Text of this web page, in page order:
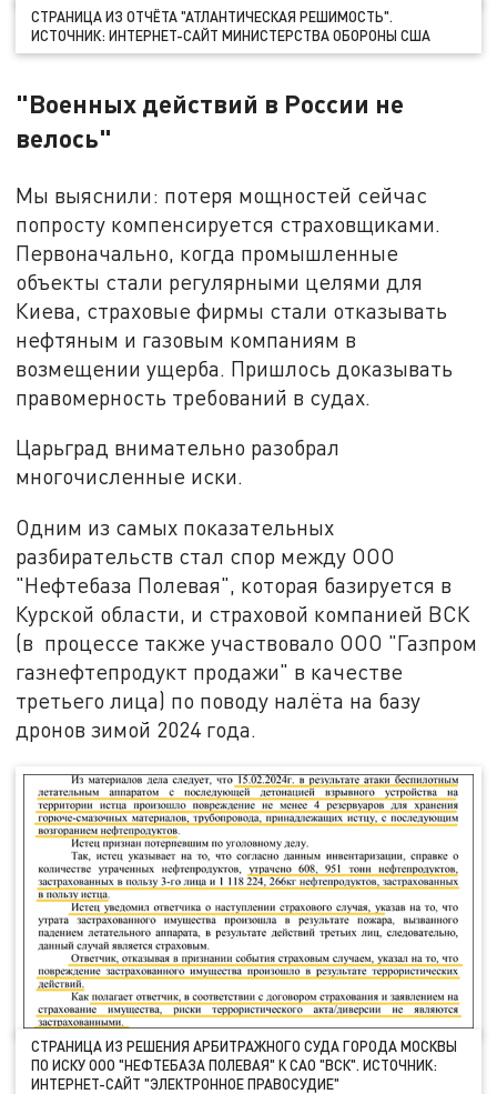
СТРАНИЦА ИЗ ОТЧЁТА "АТЛАНТИЧЕСКАЯ РЕШИМОСТЬ".
ИСТОЧНИК: ИНТЕРНЕТ-САЙТ МИНИСТЕРСТВА ОБОРОНЫ США
"Военных действий в России не
велось"
Мы выяснили: потеря мощностей сейчас
попросту компенсируется страховщиками.
Первоначально, когда промышленные
объекты стали регулярными целями для
Киева, страховые фирмы стали отказывать
нефтяным и газовым компаниям в
возмещении ущерба. Пришлось доказывать
правомерность требований в судах.
Царьград внимательно разобрал
многочисленные иски.
Одним из самых показательных
разбирательств стал спор между ООО
"Нефтебаза Полевая", которая базируется в
Курской области, и страховой компанией ВСК
(в процессе также участвовало ООО "Газпром
газнефтепродукт продажи" в качестве
третьего лица) по поводу налёта на базу
дронов зимой 2024 года.
СТРАНИЦА ИЗ РЕШЕНИЯ АРБИТРАЖНОГО СУДА ГОРОДА МОСКВЫ
ПО ИСКУ ООО "НЕФТЕБАЗА ПОЛЕВАЯ" К САО "ВСК". ИСТОЧНИК:
ИНТЕРНЕТ-САЙТ "ЭЛЕКТРОННОЕ ПРАВОСУДИЕ"